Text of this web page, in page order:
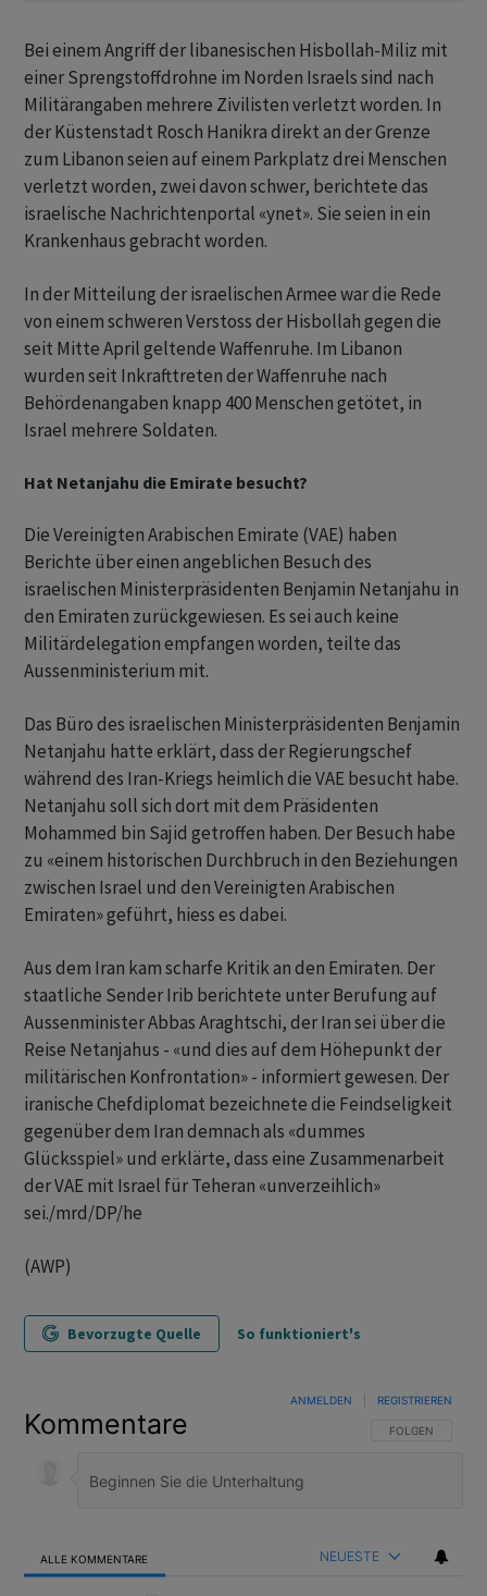
Bei einem Angriff der libanesischen Hisbollah-Miliz mit
einer Sprengstoffdrohne im Norden Israels sind nach
Militärangaben mehrere Zivilisten verletzt worden. In
der Küstenstadt Rosch Hanikra direkt an der Grenze
zum Libanon seien auf einem Parkplatz drei Menschen
verletzt worden, zwei davon schwer, berichtete das
israelische Nachrichtenportal «ynet». Sie seien in ein
Krankenhaus gebracht worden.
In der Mitteilung der israelischen Armee war die Rede
von einem schweren Verstoss der Hisbollah gegen die
seit Mitte April geltende Waffenruhe. Im Libanon
wurden seit Inkrafttreten der Waffenruhe nach
Behördenangaben knapp 400 Menschen getötet, in
Israel mehrere Soldaten.
Hat Netanjahu die Emirate besucht?
Die Vereinigten Arabischen Emirate (VAE) haben
Berichte über einen angeblichen Besuch des
israelischen Ministerpräsidenten Benjamin Netanjahu in
den Emiraten zurückgewiesen. Es sei auch keine
Militärdelegation empfangen worden, teilte das
Aussenministerium mit.
Das Büro des israelischen Ministerpräsidenten Benjamin
Netanjahu hatte erklärt, dass der Regierungschef
während des Iran-Kriegs heimlich die VAE besucht habe.
Netanjahu soll sich dort mit dem Präsidenten
Mohammed bin Sajid getroffen haben. Der Besuch habe
zu «einem historischen Durchbruch in den Beziehungen
zwischen Israel und den Vereinigten Arabischen
Emiraten» geführt, hiess es dabei.
Aus dem Iran kam scharfe Kritik an den Emiraten. Der
staatliche Sender Irib berichtete unter Berufung auf
Aussenminister Abbas Araghtschi, der Iran sei über die
Reise Netanjahus - «und dies auf dem Höhepunkt der
militärischen Konfrontation» - informiert gewesen. Der
iranische Chefdiplomat bezeichnete die Feindseligkeit
gegenüber dem Iran demnach als «dummes
Glücksspiel» und erklärte, dass eine Zusammenarbeit
der VAE mit Israel für Teheran «unverzeihlich»
sei./mrd/DP/he
(AWP)
Bevorzugte Quelle So funktioniert's
Kommentare FOLGE DIESER
FOLGEN
ANMELDEN REGISTRIEREN
ALLE KOMMENTARE NEUESTE